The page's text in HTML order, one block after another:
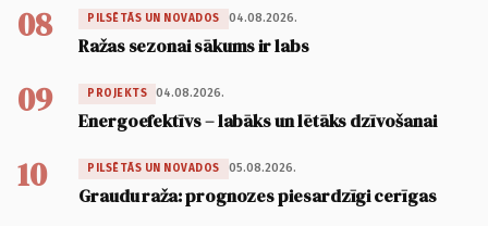
08 PILSĒTĀS UN NOVADOS 04.08.2026.
Ražas sezonai sākums ir labs
09 PROJEKTS 04.08.2026.
Energoefektīvs – labāks un lētāks dzīvošanai
10 PILSĒTĀS UN NOVADOS 05.08.2026.
Graudu raža: prognozes piesardzīgi cerīgas